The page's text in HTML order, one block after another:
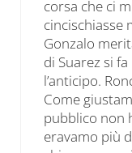
corsa che ci
cincischiasse
Gonzalo
di Suarez si
l’anticipo.
Come
pubblico non
eravamo più